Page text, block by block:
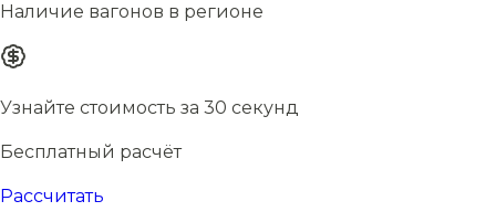
Наличие вагонов в регионе
Узнайте стоимость за 30 секунд
Бесплатный расчёт
Рассчитать